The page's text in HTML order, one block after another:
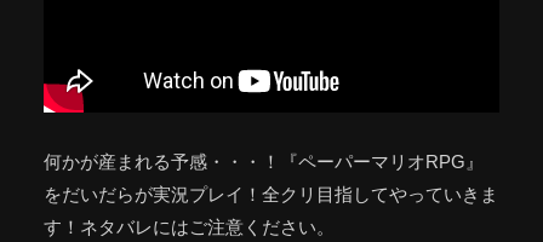
何かが産まれる予感・・・！『ペーパーマリオRPG』
をだいだらが実況プレイ！全クリ目指してやっていきま
す！ネタバレにはご注意ください。